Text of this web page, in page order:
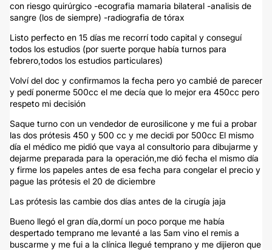
con riesgo quirúrgico -ecografia mamaria bilateral -analisis de
sangre (los de siempre) -radiografia de tórax
Listo perfecto en 15 días me recorrí todo capital y conseguí
todos los estudios (por suerte porque había turnos para
febrero,todos los estudios particulares)
Volví del doc y confirmamos la fecha pero yo cambié de parecer
y pedí ponerme 500cc el me decía que lo mejor era 450cc pero
respeto mi decisión
Saque turno con un vendedor de eurosilicone y me fui a probar
las dos prótesis 450 y 500 cc y me decidi por 500cc El mismo
día el médico me pidió que vaya al consultorio para dibujarme y
dejarme preparada para la operación,me dió fecha el mismo día
y firme los papeles antes de esa fecha para congelar el precio y
pague las prótesis el 20 de diciembre
Las prótesis las cambie dos días antes de la cirugía jaja
Bueno llegó el gran día,dormí un poco porque me había
despertado temprano me levanté a las 5am vino el remis a
buscarme y me fui a la clínica llegué temprano y me dijieron que